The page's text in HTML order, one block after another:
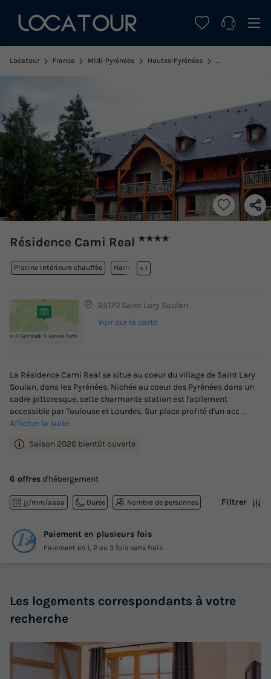
Locatour France Midi-Pyrénées Hautes-Pyrénées Saint Lary
Résidence Cami Real ★★★★
Piscine intérieure chauffée Hammam
+ 1
65170 Saint Lary Soulan
Voir sur la carte
La Résidence Cami Real se situe au coeur du village de Saint Lary
Soulan, dans les Pyrénées. Nichée au coeur des Pyrénées dans un
cadre pittoresque, cette charmante station est facilement
accessible par Toulouse et Lourdes. Sur place profité d'un acc...
Afficher la suite
Saison 2026 bientôt ouverte
6 offres d'hébergement
jj/mm/aaaa Durée Nombre de personnes Filtrer
Paiement en plusieurs fois
Paiement en 1, 2 ou 3 fois sans frais
Les logements correspondants à votre
recherche